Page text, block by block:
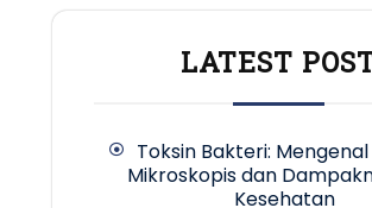
LATEST
Toksin Bakteri:
Mikroskopis dan
Kesehatan